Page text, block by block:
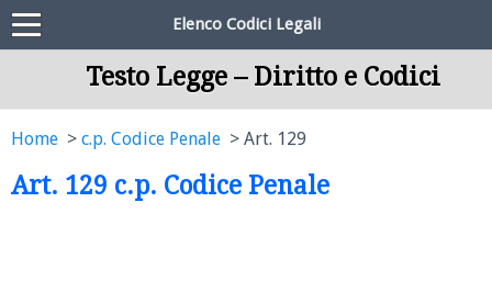
Elenco Codici Legali
Testo Legge – Diritto e Codici
Home c.p. Codice Penale Art. 129
Art. 129 c.p. Codice Penale